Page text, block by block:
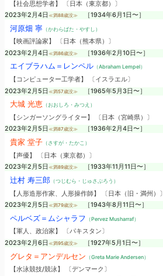
【社会思想学者】 〔日本（東京都）〕
2023年2月4日 ≪満88歳没≫ ［1934年6月1日〜］
河原畑 寧（かわらばた・やすし）
【映画評論家】 〔日本（熊本県）〕
2023年2月4日 ≪満86歳没≫ ［1936年2月10日〜］
エイブラハム＝レンペル（Abraham Lempel）
【コンピューター工学者】 〔イスラエル〕
2023年2月5日 ≪満57歳没≫ ［1965年5月3日〜］
大城 光恵 （おおしろ・みつえ）
【シンガーソングライター】 〔日本（宮崎県）〕
2023年2月5日 ≪満87歳没≫ ［1936年2月4日〜］
貴家 堂子（さすが・たかこ）
【声優】 〔日本（東京都）〕
2023年2月5日 ≪満89歳没≫ ［1933年11月11日〜］
辻村 寿三郎（つじむら・じゅさぶろう）
【人形造形作家、人形操作師】 〔日本（旧・満州）〕
2023年2月5日 ≪満79歳没≫ ［1943年8月11日〜］
ペルベズ＝ムシャラフ （Pervez Musharraf）
【軍人、政治家】 〔パキスタン〕
2023年2月6日 ≪満95歳没≫ ［1927年5月1日〜］
グレタ＝アンデルセン （Greta Marie Andersen）
【水泳競技/競泳】 〔デンマーク〕